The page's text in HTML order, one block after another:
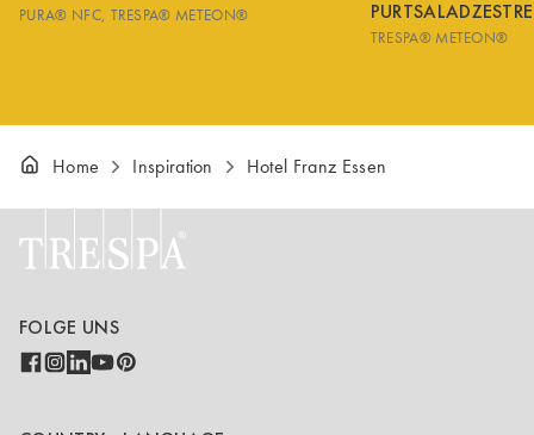
PURA® NFC TRESPA® METEON®
TRESPA® METEON®
Home Inspiration Hotel Franz Essen
FOLGE UNS